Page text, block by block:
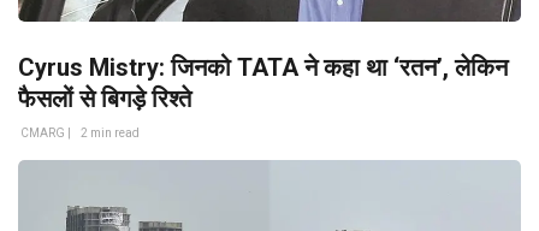
Cyrus Mistry: जिनको TATA ने कहा था ‘रतन’, लेकिन
फैसलों से बिगड़े रिश्ते
CMARG | 2 min read